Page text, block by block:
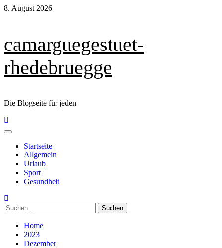
Skip
8. August 2026
camarguegestuet-
rhedebruegge
Die Blogseite für jeden
Primary
Startseite
Allgemein
Urlaub
Sport
Gesundheit
Suchen
nach:
Home
2023
Dezember